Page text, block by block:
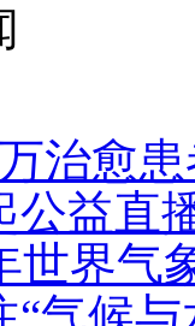
治愈
公益直
世界气